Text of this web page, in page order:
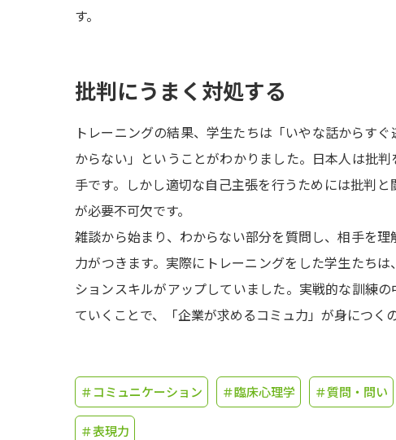
す。
批判にうまく対処する
トレーニングの結果、学生たちは「いやな話からす
からない」ということがわかりました。日本人は批
手です。しかし適切な自己主張を行うためには批判
が必要不可欠です。
雑談から始まり、わからない部分を質問し、相手を
力がつきます。実際にトレーニングをした学生たち
ションスキルがアップしていました。実戦的な訓練
ていくことで、「企業が求めるコミュ力」が身につくの
＃コミュニケーション ＃臨床心理学 ＃質問・問い
＃表現力